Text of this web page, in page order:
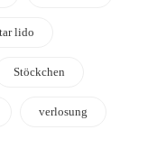
lido
Stöckchen
verlosung